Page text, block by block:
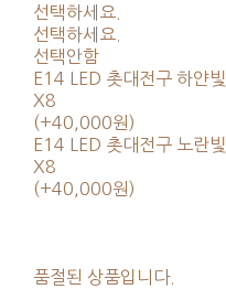
선택하세요.
선택하세요.
선택안함
E14 LED 촛대전구 하얀빛
X8
(+40,000원)
E14 LED 촛대전구 노란빛
X8
(+40,000원)
품절된 상품입니다.